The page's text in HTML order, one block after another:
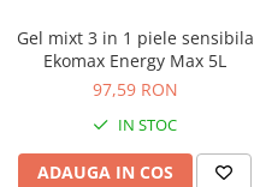
Masini de legat, indosariat si
accesorii
Apa si bauturi racoritoare
Cafea, ceai, zahar, lapte
Gel mixt 3 in 1 piele sensibila
Ekomax Energy Max 5L
97,59 RON
IN STOC
ADAUGA IN COS